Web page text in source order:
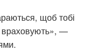
щоб тобі
враховують», —